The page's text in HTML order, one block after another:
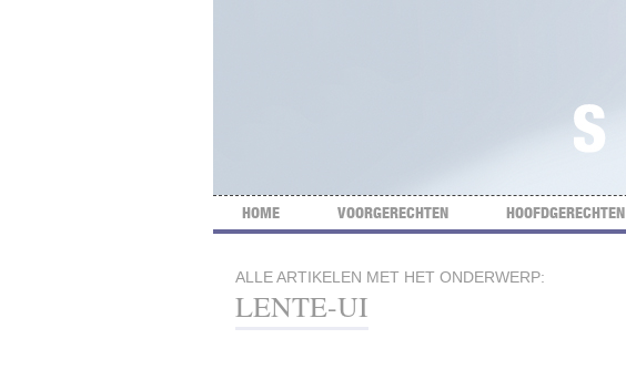
HOME VOORGERECHTEN HOOFDGERECHTEN
ALLE ARTIKELEN MET HET ONDERWERP:
LENTE-UI